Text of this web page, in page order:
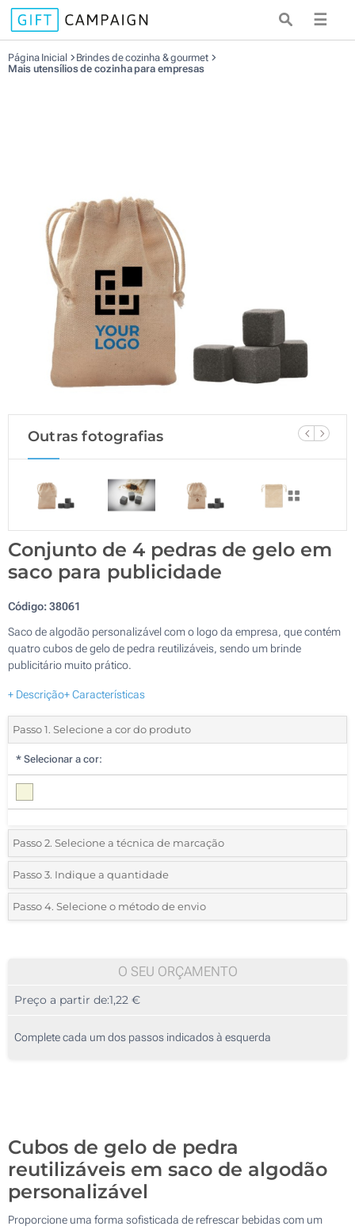
☰
Página Inicial
Brindes de cozinha & gourmet
Mais utensílios de cozinha para empresas
Outras fotografias
Conjunto de 4 pedras de gelo em
saco para publicidade
Código:38061
Saco de algodão personalizável com o logo da empresa, que contém
quatro cubos de gelo de pedra reutilizáveis, sendo um brinde
publicitário muito prático.
+ Descrição+ Características
Passo 1. Selecione a cor do produto
* Selecionar a cor:
Passo 2. Selecione a técnica de marcação
*Selecione o tipo de marcação e as cores do logotipo:
1 Cor (Na bolsa)
Passo 3. Indique a quantidade
*Quantidade mínima:25
50
125
Passo 4. Selecione o método de envio
O SEU ORÇAMENTO
Preço a partir de:1,22 €
Complete cada um dos passos indicados à esquerda
Cubos de gelo de pedra
reutilizáveis em saco de algodão
personalizável
Proporcione uma forma sofisticada de refrescar bebidas com um